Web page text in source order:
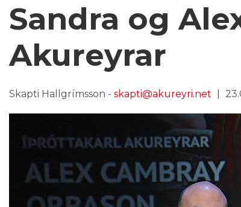
Sandra og
Akureyrar
Skapti Hallgrímsson - skapti@akureyri.net